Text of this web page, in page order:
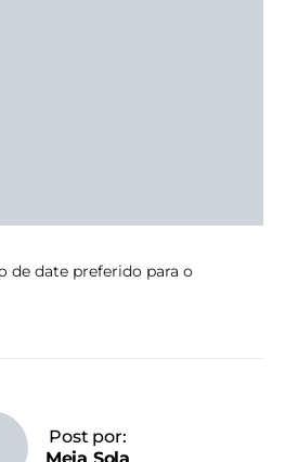
de date preferido para o
Post por: